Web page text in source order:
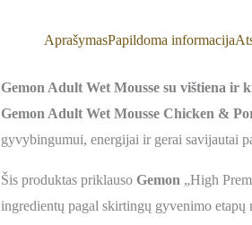
AprašymasPapildoma informacija
Gemon Adult Wet Mousse su vištiena ir
Gemon Adult Wet Mousse Chicken &
gyvybingumui, energijai ir gerai savijautai
Šis produktas priklauso Gemon„High
ingredientų pagal skirtingų gyvenimo etapų